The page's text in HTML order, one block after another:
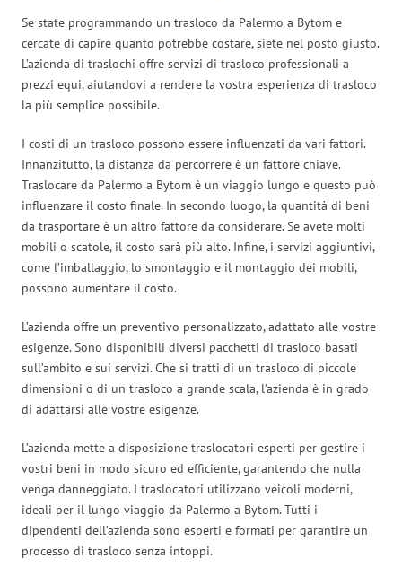
Se state programmando un trasloco da Palermo a Bytom e
cercate di capire quanto potrebbe costare, siete nel posto giusto.
L’azienda di traslochi offre servizi di trasloco professionali a
prezzi equi, aiutandovi a rendere la vostra esperienza di trasloco
la più semplice possibile.
I costi di un trasloco possono essere influenzati da vari fattori.
Innanzitutto, la distanza da percorrere è un fattore chiave.
Traslocare da Palermo a Bytom è un viaggio lungo e questo può
influenzare il costo finale. In secondo luogo, la quantità di beni
da trasportare è un altro fattore da considerare. Se avete molti
mobili o scatole, il costo sarà più alto. Infine, i servizi aggiuntivi,
come l’imballaggio, lo smontaggio e il montaggio dei mobili,
possono aumentare il costo.
L’azienda offre un preventivo personalizzato, adattato alle vostre
esigenze. Sono disponibili diversi pacchetti di trasloco basati
sull’ambito e sui servizi. Che si tratti di un trasloco di piccole
dimensioni o di un trasloco a grande scala, l’azienda è in grado
di adattarsi alle vostre esigenze.
L’azienda mette a disposizione traslocatori esperti per gestire i
vostri beni in modo sicuro ed efficiente, garantendo che nulla
venga danneggiato. I traslocatori utilizzano veicoli moderni,
ideali per il lungo viaggio da Palermo a Bytom. Tutti i
dipendenti dell’azienda sono esperti e formati per garantire un
processo di trasloco senza intoppi.